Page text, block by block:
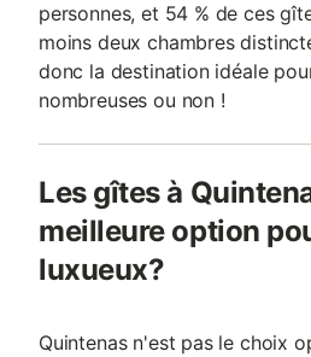
personnes, et 54 % de ces
moins deux chambres
donc la destination idéale
nombreuses ou non !
Les gîtes à
meilleure option
luxueux?
Quintenas n'est pas le choix